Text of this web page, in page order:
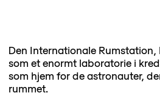
Den Internationale Rumstation,
som et enormt laboratorie i
som hjem for de astronauter,
rummet.